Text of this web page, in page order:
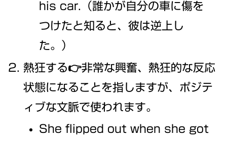
his car.（誰かが自分の車に傷を
つけたと知ると、彼は逆上し
た。）
熱狂する👉非常な興奮、熱狂的な反応
状態になることを指しますが、ポジテ
ィブな文脈で使われます。
She flipped out when she got